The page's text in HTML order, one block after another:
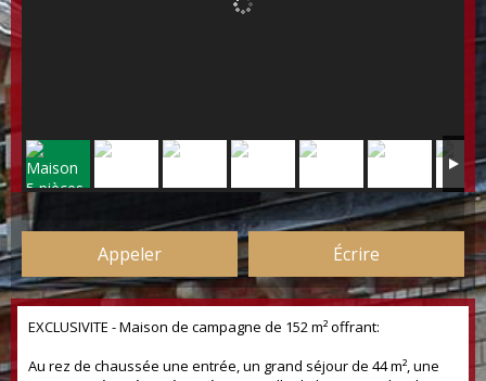
Appeler Écrire
EXCLUSIVITE - Maison de campagne de 152 m² offrant:
Au rez de chaussée une entrée, un grand séjour de 44 m², une